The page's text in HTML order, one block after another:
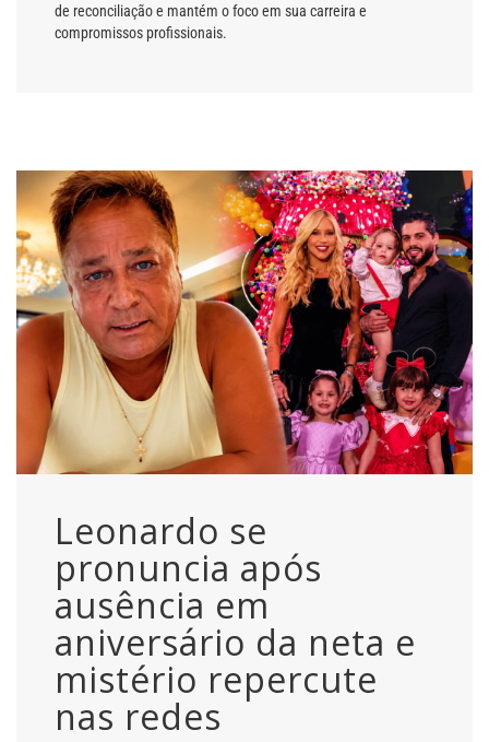
de reconciliação e mantém o foco em sua carreira e
compromissos profissionais.
Leonardo se
pronuncia após
ausência em
aniversário da neta e
mistério repercute
nas redes